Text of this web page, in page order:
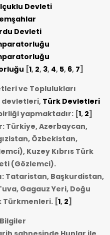
Devleti
Devleti
[1, 2, 3, 4, 5, 6, 7]
ve Toplulukları
devletleri, Türk Devletleri
yapmaktadır: [1, 2]
Türkiye, Azerbaycan,
Özbekistan,
Kuzey Kıbrıs Türk
(Gözlemci).
Tataristan, Başkurdistan,
Gagauz Yeri, Doğu
Türkmenleri.[1, 2]